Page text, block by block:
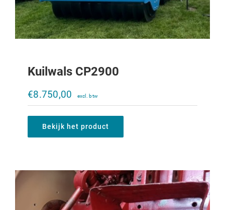
Kuilwals CP2900
€8.750,00
Bekijk het product
Draagplaat K80 CASE IHC 956XL-
€1.200,00